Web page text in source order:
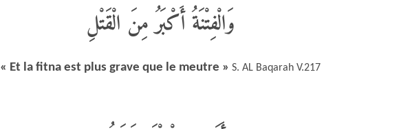
وَالْفِتْنَةُ أَكْبَرُ مِنَ الْقَتْلِ
« Et la fitna est plus grave que le meutre » S. AL Baqarah V.217